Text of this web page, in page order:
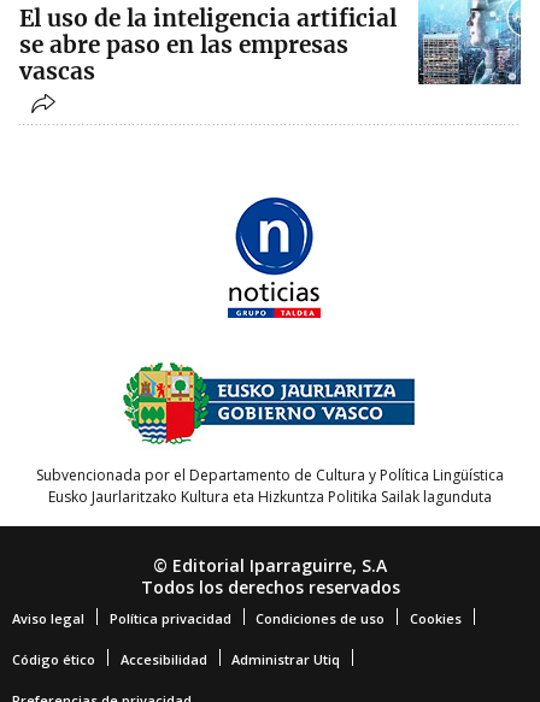
El uso de la inteligencia artificial
se abre paso en las empresas
vascas
Subvencionada por el Departamento de Cultura y Política Lingüística
Eusko Jaurlaritzako Kultura eta Hizkuntza Politika Sailak lagunduta
© Editorial Iparraguirre, S.A
Todos los derechos reservados
Aviso legal Política privacidad Condiciones de uso Cookies
Código ético Accesibilidad Administrar Utiq